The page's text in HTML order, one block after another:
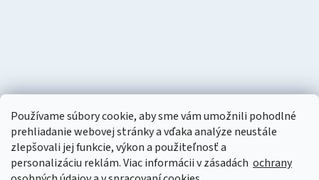
Používame súbory cookie, aby sme vám umožnili pohodlné
prehliadanie webovej stránky a vďaka analýze neustále
zlepšovali jej funkcie, výkon a použiteľnosť a
personalizáciu reklám. Viac informácii v zásadách ochrany